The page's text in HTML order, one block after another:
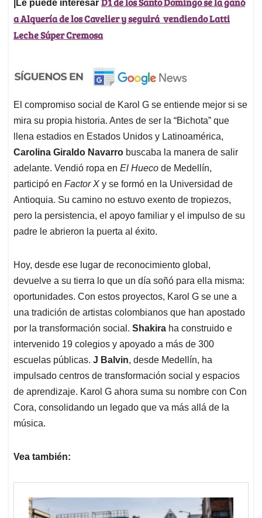
|Le puede interesar
a Alquería de los Cavelier y seguirá vendiendo Latti
Leche Súper Cremosa
El compromiso social de Karol G se entiende mejor si se
mira su propia historia. Antes de ser la “Bichota” que
llena estadios en Estados Unidos y Latinoamérica,
Carolina Giraldo Navarro buscaba la manera de salir
adelante. Vendió ropa en El Hueco de Medellín,
participó en Factor X y se formó en la Universidad de
Antioquia. Su camino no estuvo exento de tropiezos,
pero la persistencia, el apoyo familiar y el impulso de su
padre le abrieron la puerta al éxito.
Hoy, desde ese lugar de reconocimiento global,
devuelve a su tierra lo que un día soñó para ella misma:
oportunidades. Con estos proyectos, Karol G se une a
una tradición de artistas colombianos que han apostado
por la transformación social. Shakira ha construido e
intervenido 19 colegios y apoyado a más de 300
escuelas públicas. J Balvin, desde Medellín, ha
impulsado centros de transformación social y espacios
de aprendizaje. Karol G ahora suma su nombre con Con
Cora, consolidando un legado que va más allá de la
música.
Vea también: